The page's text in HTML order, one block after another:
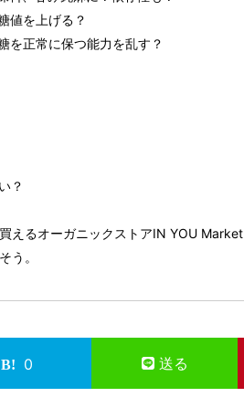
値を上げる？
を正常に保つ能力を乱す？
？
えるオーガニックストアIN YOU Market
う。
0 送る